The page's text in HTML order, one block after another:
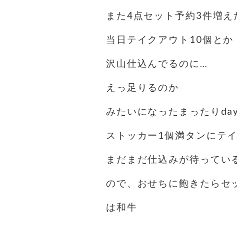
また4点セット予約3件増え
当日テイクアウト10個とか
沢山仕込んでるのに…
えっ️足りるのか️
みたいになったまったり
ストッカー1個満タンにテ
まだまだ仕込みが待ってい
ので、おせちに飽きたらセ
は和牛